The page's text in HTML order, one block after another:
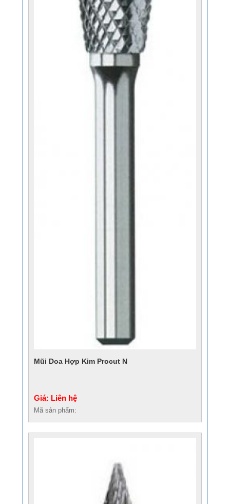
Mũi Doa Hợp Kim Procut N
Giá: Liên hệ
Mã sản phẩm: